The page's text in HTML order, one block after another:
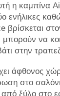
η καμπίνα
ενήλικες
βρίσκεται
μπορούν να
στην
άφθονος
στο
ξύλο στο